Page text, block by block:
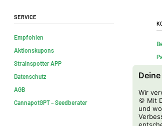
Wir
🍪 Mit
und
Service
Empfohlen
Aktionskupons
Strainspotter APP
Datenschutz
AGB
CannapotGPT – Seedberater